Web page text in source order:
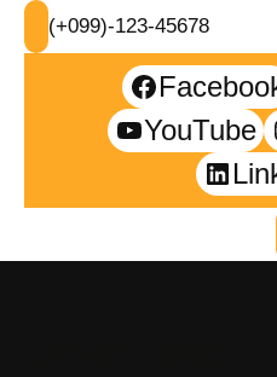
İçeriğe
geç
(+099)-123-45678
YouTube